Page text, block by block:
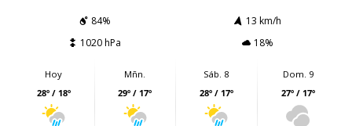
84%
13 km/h
1020 hPa
18%
Hoy
28º / 18º
Mñn.
29º / 17º
Sáb. 8
28º / 17º
Dom. 9
27º / 17º